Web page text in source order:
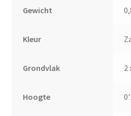
Gewicht
Kleur
Grondvlak 2
Hoogte